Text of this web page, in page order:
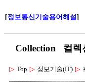
[정보통신기술용어해설]
Collection 컬렉
▷ Top ▷ 정보기술(IT) ▷